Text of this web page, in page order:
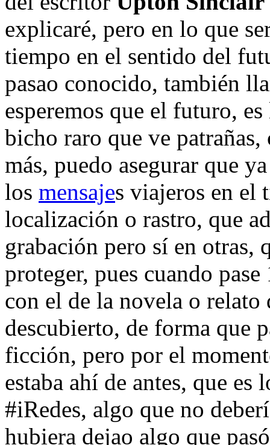
explicaré, pero en lo que
tiempo en el sentido del
pasao conocido, también
esperemos que el futuro,
bicho raro que ve
más, puedo asegurar que
los mensajes viajeros en el
localización o rastro, que
grabación pero sí en otras,
proteger, pues cuando
con el de la novela o
descubierto, de forma que
ficción, pero por el
estaba ahí de antes, que es
#iRedes, algo que no
hubiera dejao algo que